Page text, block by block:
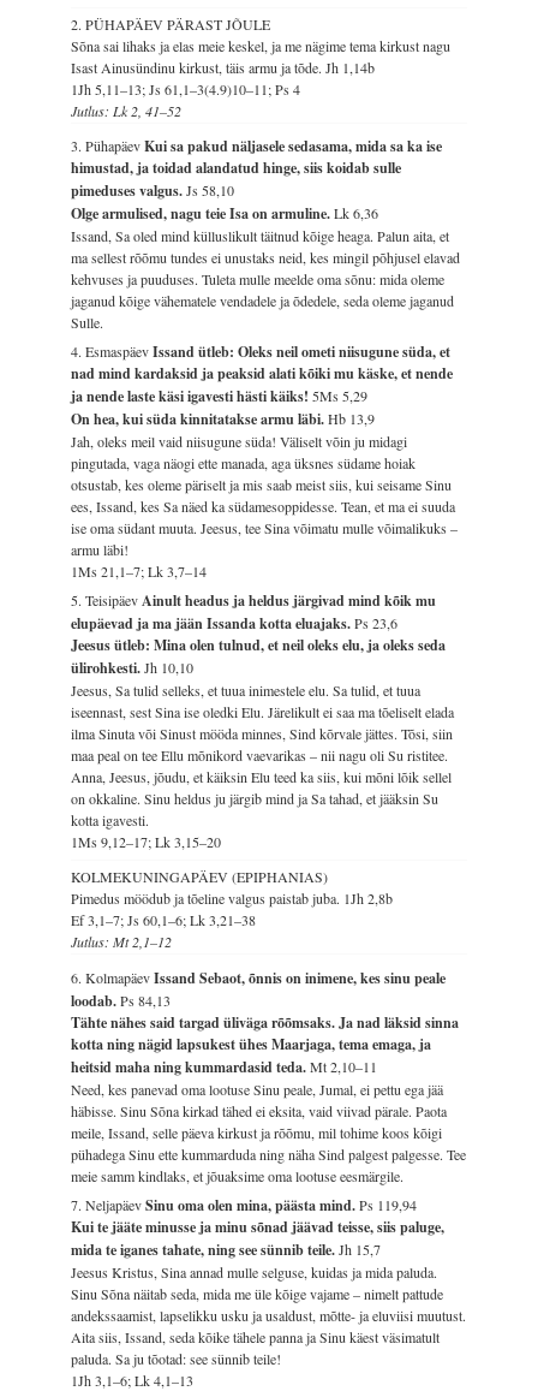
2. PÜHAPÄEV PÄRAST JÕULE
Sõna sai lihaks ja elas meie keskel, ja me nägime tema kirkust nagu
Isast Ainusündinu kirkust, täis armu ja tõde.Jh 1,14b
1Jh 5,11–13; Js 61,1–3(4.9)10–11; Ps 4
Jutlus: Lk 2, 41–52
3. PühapäevKui sa pakud näljasele sedasama, mida sa ka ise
himustad, ja toidad alandatud hinge, siis koidab sulle
pimeduses valgus.Js 58,10
Olge armulised, nagu teie Isa on armuline.Lk 6,36
Issand, Sa oled mind külluslikult täitnud kõige heaga. Palun aita, et
ma sellest rõõmu tundes ei unustaks neid, kes mingil põhjusel elavad
kehvuses ja puuduses. Tuleta mulle meelde oma sõnu: mida oleme
jaganud kõige vähematele vendadele ja õdedele, seda oleme jaganud
Sulle.
4. EsmaspäevIssand ütleb: Oleks neil ometi niisugune süda, et
nad mind kardaksid ja peaksid alati kõiki mu käske, et nende
ja nende laste käsi igavesti hästi käiks!5Ms 5,29
On hea, kui süda kinnitatakse armu läbi.Hb 13,9
Jah, oleks meil vaid niisugune süda! Väliselt võin ju midagi
pingutada, vaga näogi ette manada, aga üksnes südame hoiak
otsustab, kes oleme päriselt ja mis saab meist siis, kui seisame Sinu
ees, Issand, kes Sa näed ka südamesoppidesse. Tean, et ma ei suuda
ise oma südant muuta. Jeesus, tee Sina võimatu mulle võimalikuks –
armu läbi!
1Ms 21,1–7; Lk 3,7–14
5. TeisipäevAinult headus ja heldus järgivad mind kõik mu
elupäevad ja ma jään Issanda kotta eluajaks.Ps 23,6
Jeesus ütleb: Mina olen tulnud, et neil oleks elu, ja oleks seda
ülirohkesti.Jh 10,10
Jeesus, Sa tulid selleks, et tuua inimestele elu. Sa tulid, et tuua
iseennast, sest Sina ise oledki Elu. Järelikult ei saa ma tõeliselt elada
ilma Sinuta või Sinust mööda minnes, Sind kõrvale jättes. Tõsi, siin
maa peal on tee Ellu mõnikord vaevarikas – nii nagu oli Su ristitee.
Anna, Jeesus, jõudu, et käiksin Elu teed ka siis, kui mõni lõik sellel
on okkaline. Sinu heldus ju järgib mind ja Sa tahad, et jääksin Su
kotta igavesti.
1Ms 9,12–17; Lk 3,15–20
KOLMEKUNINGAPÄEV (EPIPHANIAS)
Pimedus möödub ja tõeline valgus paistab juba. 1Jh 2,8b
Ef 3,1–7; Js 60,1–6; Lk 3,21–38
Jutlus: Mt 2,1–12
6. KolmapäevIssand Sebaot, õnnis on inimene, kes sinu peale
loodab.Ps 84,13
Tähte nähes said targad üliväga rõõmsaks. Ja nad läksid sinna
kotta ning nägid lapsukest ühes Maarjaga, tema emaga, ja
heitsid maha ning kummardasid teda.Mt 2,10–11
Need, kes panevad oma lootuse Sinu peale, Jumal, ei pettu ega jää
häbisse. Sinu Sõna kirkad tähed ei eksita, vaid viivad pärale. Paota
meile, Issand, selle päeva kirkust ja rõõmu, mil tohime koos kõigi
pühadega Sinu ette kummarduda ning näha Sind palgest palgesse. Tee
meie samm kindlaks, et jõuaksime oma lootuse eesmärgile.
7. NeljapäevSinu oma olen mina, päästa mind.Ps 119,94
Kui te jääte minusse ja minu sõnad jäävad teisse, siis paluge,
mida te iganes tahate, ning see sünnib teile.Jh 15,7
Jeesus Kristus, Sina annad mulle selguse, kuidas ja mida paluda.
Sinu Sõna näitab seda, mida me üle kõige vajame – nimelt pattude
andekssaamist, lapselikku usku ja usaldust, mõtte- ja eluviisi muutust.
Aita siis, Issand, seda kõike tähele panna ja Sinu käest väsimatult
paluda. Sa ju tõotad: see sünnib teile!
1Jh 3,1–6; Lk 4,1–13